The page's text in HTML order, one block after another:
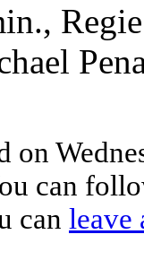
on
can
can leave